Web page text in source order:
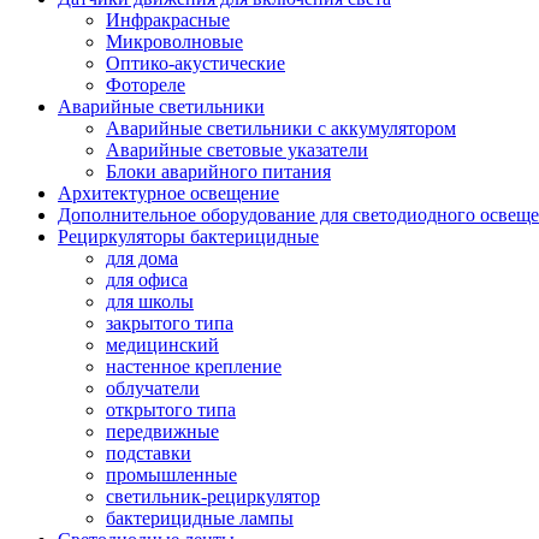
Инфракрасные
Микроволновые
Оптико-акустические
Фотореле
Аварийные светильники
Аварийные светильники с аккумулятором
Аварийные световые указатели
Блоки аварийного питания
Архитектурное освещение
Дополнительное оборудование для светодиодного
Рециркуляторы бактерицидные
для дома
для офиса
для школы
закрытого типа
медицинский
настенное крепление
облучатели
открытого типа
передвижные
подставки
промышленные
светильник-рециркулятор
бактерицидные лампы